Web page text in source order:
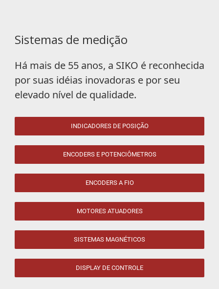
Sistemas de medição
Há mais de 55 anos, a SIKO é reconhecida
por suas idéias inovadoras e por seu
elevado nível de qualidade.
INDICADORES DE POSIÇÃO
ENCODERS E POTENCIÔMETROS
ENCODERS A FIO
MOTORES ATUADORES
SISTEMAS MAGNÉTICOS
DISPLAY DE CONTROLE